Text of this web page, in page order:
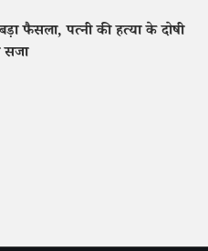
फैसला, पत्नी की हत्या के दोषी
सजा